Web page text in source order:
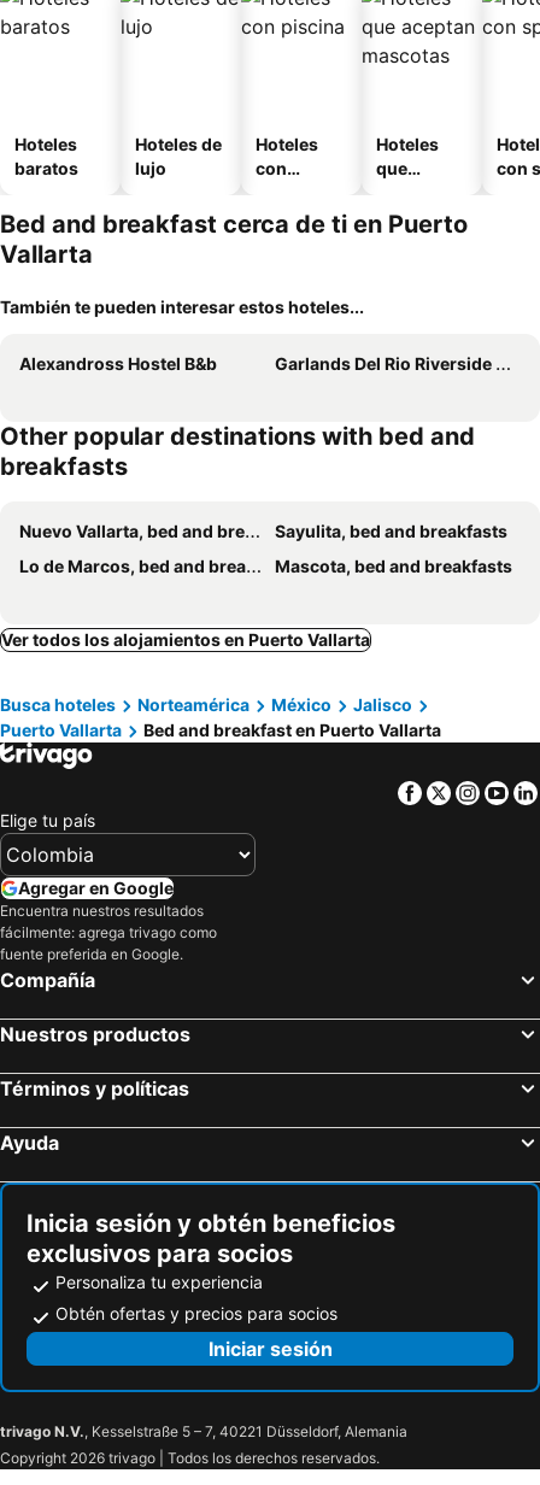
Hoteles
baratos
Hoteles de
lujo
Hoteles
con
Hoteles
que
mascotas
con
Bed and breakfast cerca de ti en Puerto
Vallarta
También te pueden interesar estos hoteles...
Alexandross Hostel B&b Garlands Del Rio Riverside Boutique Hotel
Other popular destinations with bed and
breakfasts
Nuevo Vallarta, bed and breakfasts
Sayulita, bed and breakfasts
Lo de Marcos, bed and breakfasts
Mascota, bed and breakfasts
Ver todos los alojamientos en Puerto Vallarta
Busca hoteles Norteamérica México
Jalisco
Puerto Vallarta
Bed and breakfast en Puerto Vallarta
Facebook
Twitter
Elige tu país
Agregar en Google
Encuentra nuestros resultados
fácilmente: agrega trivago como
fuente preferida en Google.
Compañía
Nuestros productos
Términos y políticas
Ayuda
Inicia sesión y obtén beneficios
exclusivos para socios
Personaliza tu experiencia
Obtén ofertas y precios para socios
Iniciar sesión
trivago N.V., Kesselstraße 5 – 7, 40221 Düsseldorf, Alemania
Copyright 2026 trivago | Todos los derechos reservados.